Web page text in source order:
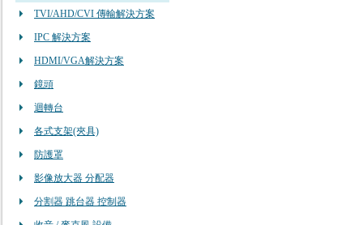
TVI/AHD/CVI 傳輸解決方案
IPC 解決方案
HDMI/VGA解決方案
鏡頭
迴轉台
各式支架(夾具)
防護罩
影像放大器 分配器
分割器 跳台器 控制器